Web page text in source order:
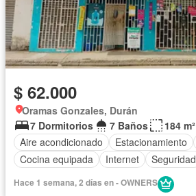
$ 62.000
Oramas Gonzales, Durán
7 Dormitorios
7 Baños
184 m²
Aire acondicionado
Estacionamiento
Cocina equipada
Internet Seguridad
Hace 1 semana, 2 días en - OWNERS